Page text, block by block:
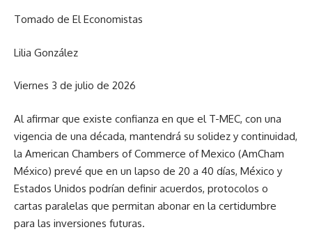
Tomado de El Economistas
Lilia González
Viernes 3 de julio de 2026
Al afirmar que existe confianza en que el T-MEC, con una
vigencia de una década, mantendrá su solidez y continuidad,
la American Chambers of Commerce of Mexico (AmCham
México) prevé que en un lapso de 20 a 40 días, México y
Estados Unidos podrían definir acuerdos, protocolos o
cartas paralelas que permitan abonar en la certidumbre
para las inversiones futuras.